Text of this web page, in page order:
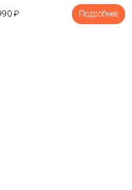
₽ Подробнее